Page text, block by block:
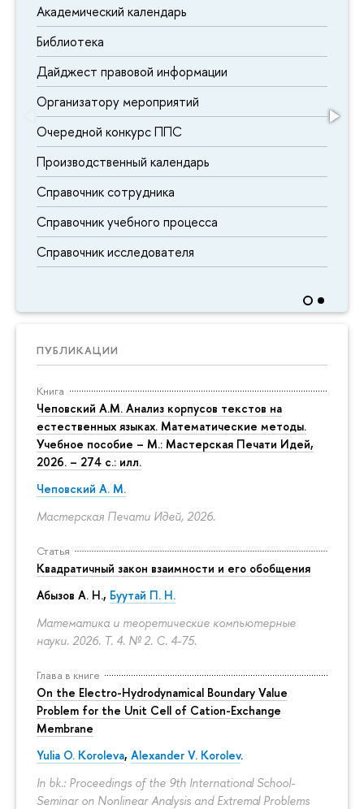
Академический календарь
Библиотека
Дайджест правовой информации
Организатору мероприятий
Очередной конкурс ППС
Производственный календарь
Справочник сотрудника
Справочник учебного процесса
Справочник исследователя
ПУБЛИКАЦИИ
Книга
Чеповский А.М. Анализ корпусов текстов на
естественных языках. Математические методы.
Учебное пособие – М.: Мастерская Печати Идей,
2026. – 274 с.: илл.
Чеповский А. М.
Мастерская Печати Идей, 2026.
Статья
Квадратичный закон взаимности и его обобщения
Абызов А. Н., Буутай П. Н.
Математика и теоретические компьютерные
науки. 2026. Т. 4. № 2. С. 4-75.
Глава в книге
On the Electro-Hydrodynamical Boundary Value
Problem for the Unit Cell of Cation-Exchange
Membrane
Yulia O. Koroleva, Alexander V. Korolev.
In bk.: Proceedings of the 9th International School-
Seminar on Nonlinear Analysis and Extremal Problems